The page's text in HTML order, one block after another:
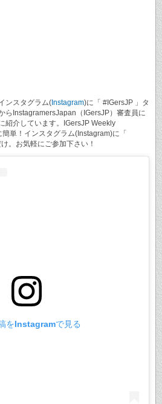
ンスタグラム( Instagram)に「 #IGersJP 」タ
らInstagramersJapan（IGersJP）審査員に
紹介しています。IGersJP Weekly
単！インスタグラム(Instagram)に「
。お気軽にご参加下さい！
をInstagramで見る